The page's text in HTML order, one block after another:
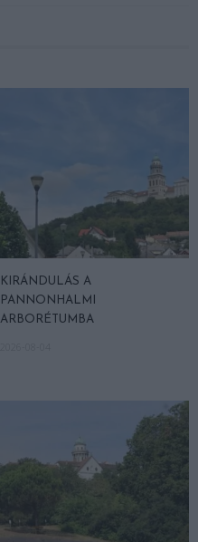
KIRÁNDULÁS A
PANNONHALMI
ARBORÉTUMBA